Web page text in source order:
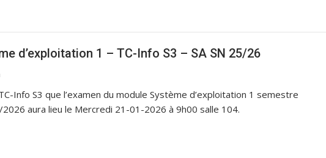
d’exploitation 1 – TC-Info S3 – SA SN 25/26
Info S3 que l’examen du module Système d’exploitation 1 semestre
aura lieu le Mercredi 21-01-2026 à 9h00 salle 104.